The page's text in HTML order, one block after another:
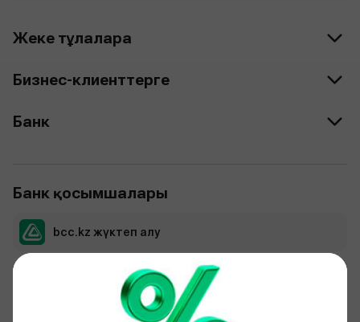
Жеке тұлғаларға
Бизнес-клиенттерге
Банк
Банк қосымшалары
bcc.kz жүктеп алу
bcc business жүктеп алу